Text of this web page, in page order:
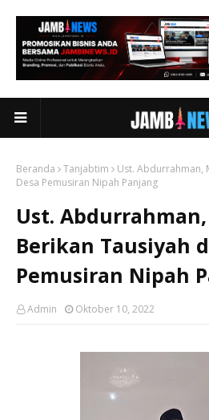
Beranda Tanjabtim
Ust. Abdurrahman,
Desa Pemusiran Nipah Panjang
Ust. Abdurrahman,
Berikan Tausiyah
Pemusiran Nipah
Admin Oktober 10, 2022